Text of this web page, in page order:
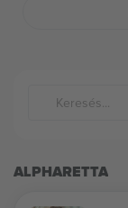
ALPHARETTA